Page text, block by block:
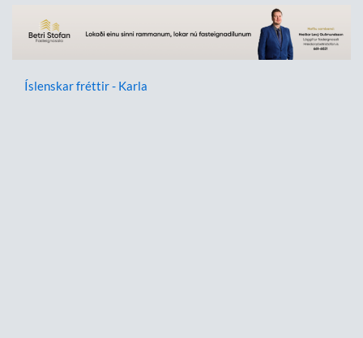
Íslenskar fréttir - Karla